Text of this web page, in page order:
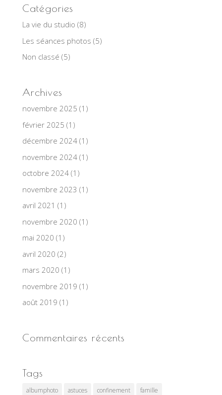
Catégories
La vie du studio (8)
Les séances photos (5)
Non classé (5)
Archives
novembre 2025 (1)
février 2025 (1)
décembre 2024(1)
novembre 2024(1)
octobre 2024(1)
novembre 2023 (1)
avril 2021 (1)
novembre 2020 (1)
mai 2020 (1)
avril 2020 (2)
mars 2020 (1)
novembre 2019 (1)
août 2019 (1)
Commentaires récents
Tags
albumphoto astuces confinement
famille